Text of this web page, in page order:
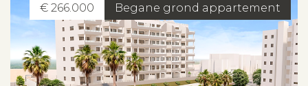
Begane grond appartement
€ 266.000